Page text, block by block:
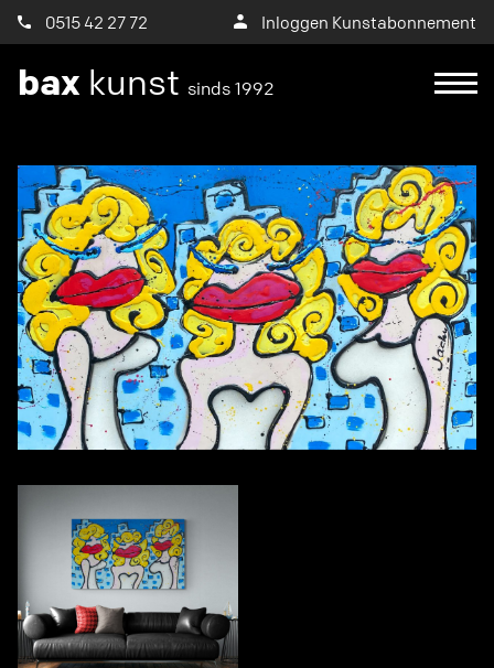
0515 42 27 72 Inloggen Kunstabonnement
bax kunst sinds 1992